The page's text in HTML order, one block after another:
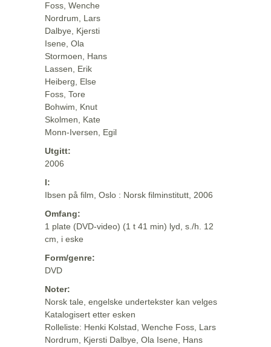
Foss, Wenche
Nordrum, Lars
Dalbye, Kjersti
Isene, Ola
Stormoen, Hans
Lassen, Erik
Heiberg, Else
Foss, Tore
Bohwim, Knut
Skolmen, Kate
Monn-Iversen, Egil
Utgitt:
2006
I:
Ibsen på film, Oslo : Norsk filminstitutt, 2006
Omfang:
1 plate (DVD-video) (1 t 41 min) lyd, s./h. 12
cm, i eske
Form/genre:
DVD
Noter:
Norsk tale, engelske undertekster kan velges
Katalogisert etter esken
Rolleliste: Henki Kolstad, Wenche Foss, Lars
Nordrum, Kjersti Dalbye, Ola Isene, Hans